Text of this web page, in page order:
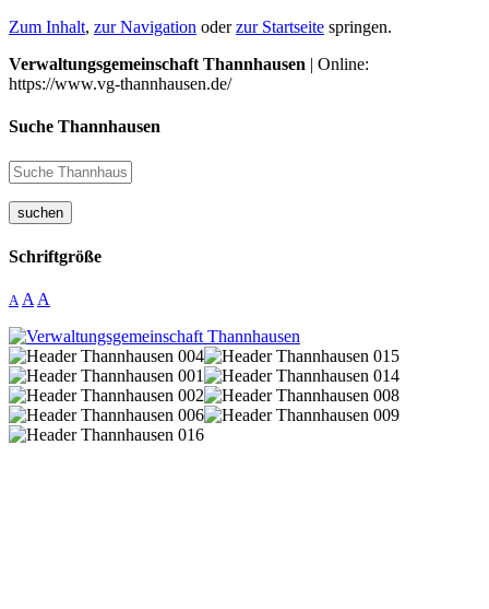
Zum Inhalt, zur Navigation oderzur Startseite springen.
Verwaltungsgemeinschaft Thannhausen | Online:
https://www.vg-thannhausen.de/
Suche Thannhausen
suchen
Schriftgröße
A A A